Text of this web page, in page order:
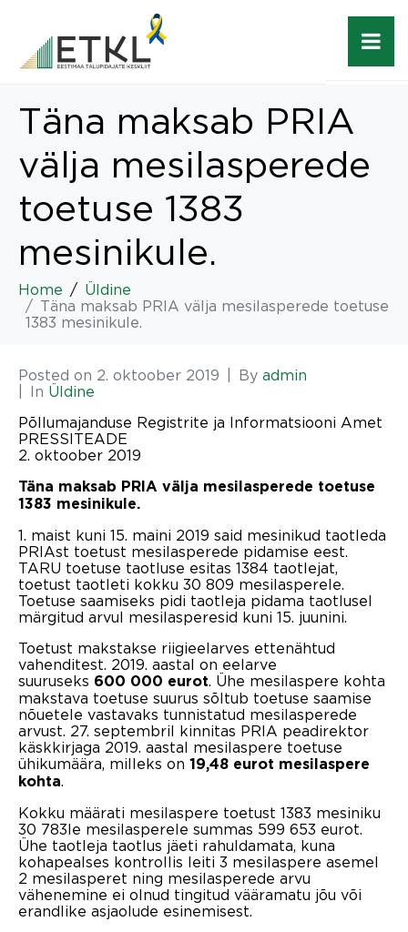
Täna maksab PRIA
välja mesilasperede
toetuse 1383
mesinikule.
Home
Üldine
Täna maksab PRIA välja mesilasperede toetuse
1383 mesinikule.
Posted on 2. oktoober 2019 By admin
In Üldine
Põllumajanduse Registrite ja Informatsiooni Amet
PRESSITEADE
2. oktoober 2019
Täna maksab PRIA välja mesilasperede toetuse
1383 mesinikule.
1. maist kuni 15. maini 2019 said mesinikud taotleda
PRIAst toetust mesilasperede pidamise eest.
TARU toetuse taotluse esitas 1384 taotlejat,
toetust taotleti kokku 30 809 mesilasperele.
Toetuse saamiseks pidi taotleja pidama taotlusel
märgitud arvul mesilasperesid kuni 15. juunini.
Toetust makstakse riigieelarves ettenähtud
vahenditest. 2019. aastal on eelarve
suuruseks 600 000 eurot. Ühe mesilaspere kohta
makstava toetuse suurus sõltub toetuse saamise
nõuetele vastavaks tunnistatud mesilasperede
arvust. 27. septembril kinnitas PRIA peadirektor
käskkirjaga 2019. aastal mesilaspere toetuse
ühikumäära, milleks on 19,48 eurot mesilaspere
kohta.
Kokku määrati mesilaspere toetust 1383 mesiniku
30 783le mesilasperele summas 599 653 eurot.
Ühe taotleja taotlus jäeti rahuldamata, kuna
kohapealses kontrollis leiti 3 mesilaspere asemel
2 mesilasperet ning mesilasperede arvu
vähenemine ei olnud tingitud vääramatu jõu või
erandlike asjaolude esinemisest.